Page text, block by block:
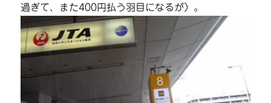
過ぎて、また400円払う羽目になるが）。